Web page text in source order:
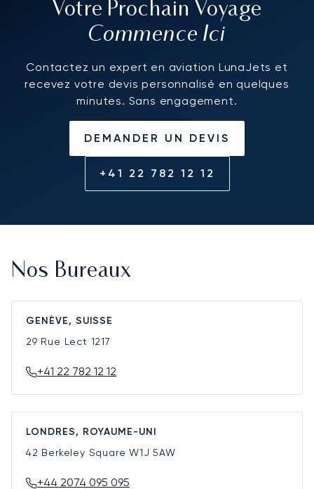
Votre Prochain Voyage
Commence Ici
Contactez un expert en aviation LunaJets et
recevez votre devis personnalisé en quelques
minutes. Sans engagement.
DEMANDER UN DEVIS
+41 22 782 12 12
Nos Bureaux
GENÈVE, SUISSE
29 Rue Lect 1217
+41 22 782 12 12
LONDRES, ROYAUME-UNI
42 Berkeley SquareW1J 5AW
+44 2074 095 095